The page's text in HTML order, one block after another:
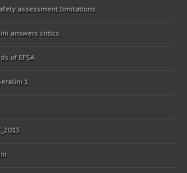
assessment limitations
answers critics
of EFSA
1